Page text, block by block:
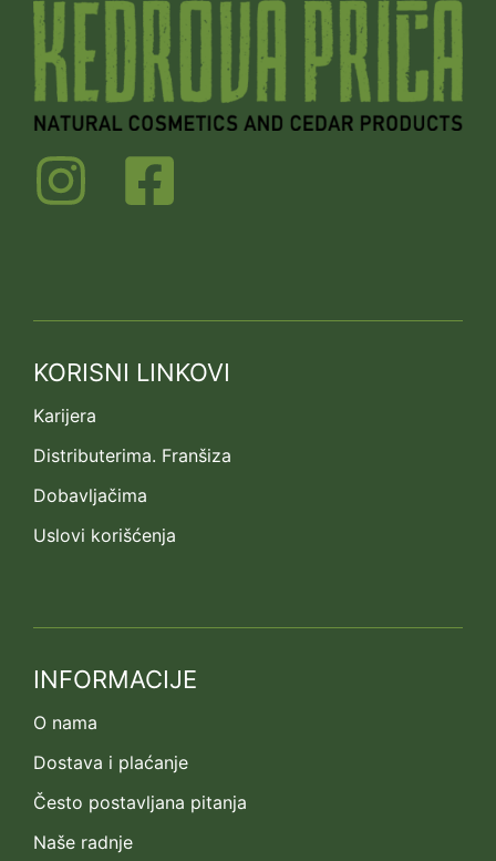
KORISNI LINKOVI
Karijera
Distributerima. Franšiza
Dobavljačima
Uslovi korišćenja
INFORMACIJE
O nama
Dostava i plaćanje
Često postavljana pitanja
Naše radnje